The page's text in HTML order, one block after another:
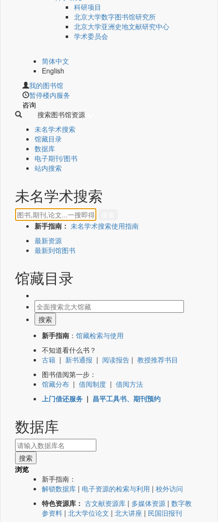
科研项目
北京大学数字图书馆研究所
北京大学亚洲史地文献研究中心
学术委员会
简体中文
English
我的图书馆
暂停楼内服务
咨询
搜索图书馆资源
未名学术搜索
馆藏目录
数据库
电子期刊/图书
站内搜索
未名学术搜索
新手指南： 未名学术搜索使用指南
最新资源
最新到馆图书
馆藏目录
新手指南 ： 馆藏检索与使用
不知道看什么书？
古籍 | 新书通报 | 阅读报告 | 教授推荐书目
图书借阅第一步：
馆藏分布 | 借阅制度 | 借阅方法
上门借还服务 | 昌平工具书、期刊预约
数据库
浏览
新手指南：
解锁数据库 | 电子资源的检索与利用 | 校外访问
特色资源库： 古文献资源库 | 多媒体资源 | 数字教
参资料 | 北大学位论文 | 北大讲座 | 民国旧报刊